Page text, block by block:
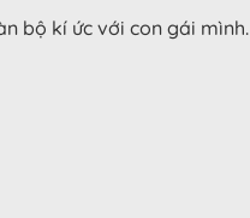
bộ kí ức với con gái mình.